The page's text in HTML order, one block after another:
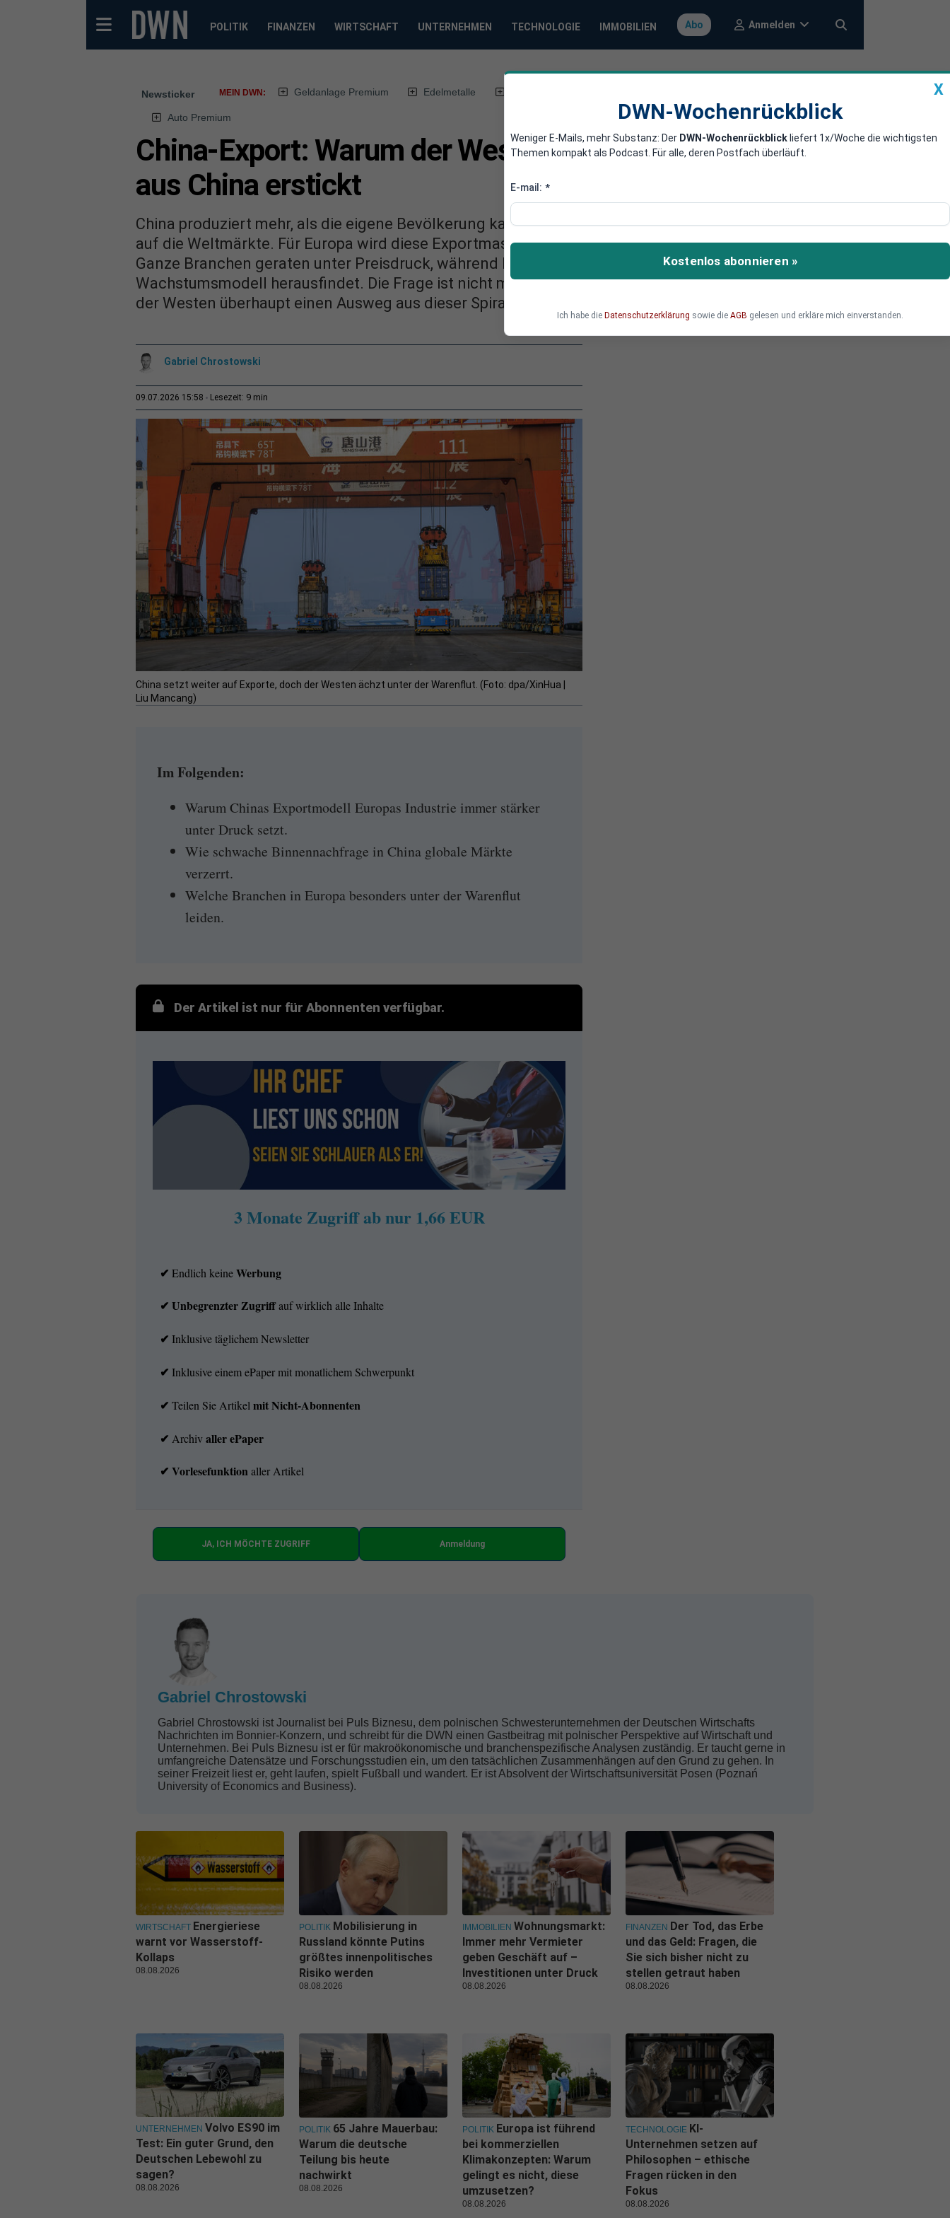
POLITIK FINANZEN WIRTSCHAFT UNTERNEHMEN TECHNOLOGIE IMMOBILIEN Abo Anmelden
Newsticker MEIN DWN: Geldanlage Premium Edelmetalle
Auto Premium
China-Export: Warum der Westen an billigen Waren
aus China erstickt
China produziert mehr, als die eigene Bevölkerung kaufen kann, und drückt immer aggressiver
auf die Weltmärkte. Für Europa wird diese Exportmaschine zur industriellen Belastungsprobe:
Ganze Branchen geraten unter Preisdruck, während Peking selbst kaum aus seinem
Wachstumsmodell herausfindet. Die Frage ist nicht mehr, ob der Konflikt eskaliert, sondern ob
der Westen überhaupt einen Ausweg aus dieser Spirale findet.
Gabriel Chrostowski
09.07.2026 15:58 Lesezeit: 9 min
China setzt weiter auf Exporte, doch der Westen ächzt unter der Warenflut. (Foto: dpa/XinHua |
Liu Mancang)
Im Folgenden:
Warum Chinas Exportmodell Europas Industrie immer stärker
unter Druck setzt.
Wie schwache Binnennachfrage in China globale Märkte
verzerrt.
Welche Branchen in Europa besonders unter der Warenflut
leiden.
Der Artikel ist nur für Abonnenten verfügbar.
3 Monate Zugriff ab nur 1,66 EUR
✔ Endlich keineWerbung
✔ Unbegrenzter Zugriffauf wirklich alle Inhalte
✔ Inklusive täglichem Newsletter
✔ Inklusive einem ePaper mit monatlichem Schwerpunkt
✔ Teilen Sie Artikel mitNicht-Abonnenten
✔ Archivaller ePaper
✔ Vorlesefunktionaller Artikel
JA, ICH MÖCHTE ZUGRIFF Anmeldung
X
DWN-Wochenrückblick
Weniger E-Mails, mehr Substanz: Der DWN-Wochenrückblick liefert 1x/Woche die wichtigsten
Themen kompakt als Podcast. Für alle, deren Postfach überläuft.
E-mail: *
Kostenlos abonnieren »
Ich habe die Datenschutzerklärung sowie die AGB gelesen und erkläre mich einverstanden.
Gabriel Chrostowski
Gabriel Chrostowski ist Journalist bei Puls Biznesu, dem polnischen Schwesterunternehmen der Deutschen Wirtschafts
Nachrichten im Bonnier-Konzern, und schreibt für die DWN einen Gastbeitrag mit polnischer Perspektive auf Wirtschaft und
Unternehmen. Bei Puls Biznesu ist er für makroökonomische und branchenspezifische Analysen zuständig. Er taucht gerne in
umfangreiche Datensätze und Forschungsstudien ein, um den tatsächlichen Zusammenhängen auf den Grund zu gehen. In
seiner Freizeit liest er, geht laufen, spielt Fußball und wandert. Er ist Absolvent der Wirtschaftsuniversität Posen (Poznań
University of Economics and Business).
WIRTSCHAFT Energieriese
warnt vor Wasserstoff-
Kollaps
08.08.2026
POLITIK Mobilisierung in
Russland könnte Putins
größtes innenpolitisches
Risiko werden
08.08.2026
IMMOBILIEN Wohnungsmarkt:
Immer mehr Vermieter
geben Geschäft auf –
Investitionen unter Druck
08.08.2026
FINANZEN Der Tod, das Erbe
und das Geld: Fragen, die
Sie sich bisher nicht zu
stellen getraut haben
08.08.2026
UNTERNEHMEN Volvo ES90 im
Test: Ein guter Grund, den
Deutschen Lebewohl zu
sagen?
08.08.2026
POLITIK 65 Jahre Mauerbau:
Warum die deutsche
Teilung bis heute
nachwirkt
08.08.2026
POLITIK Europa ist führend
bei kommerziellen
Klimakonzepten: Warum
gelingt es nicht, diese
umzusetzen?
08.08.2026
TECHNOLOGIE KI-
Unternehmen setzen auf
Philosophen – ethische
Fragen rücken in den
Fokus
08.08.2026